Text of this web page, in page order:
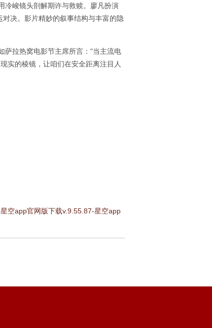
冷峻镜头剖解期许与救赎。廖凡扮演
决。影片精妙的叙事结构与丰富的隐
萨拉热窝电影节主席所言："当主流电
实的棱镜，让咱们在安全距离注目人
空app官网版下载v.9.55.87-星空app